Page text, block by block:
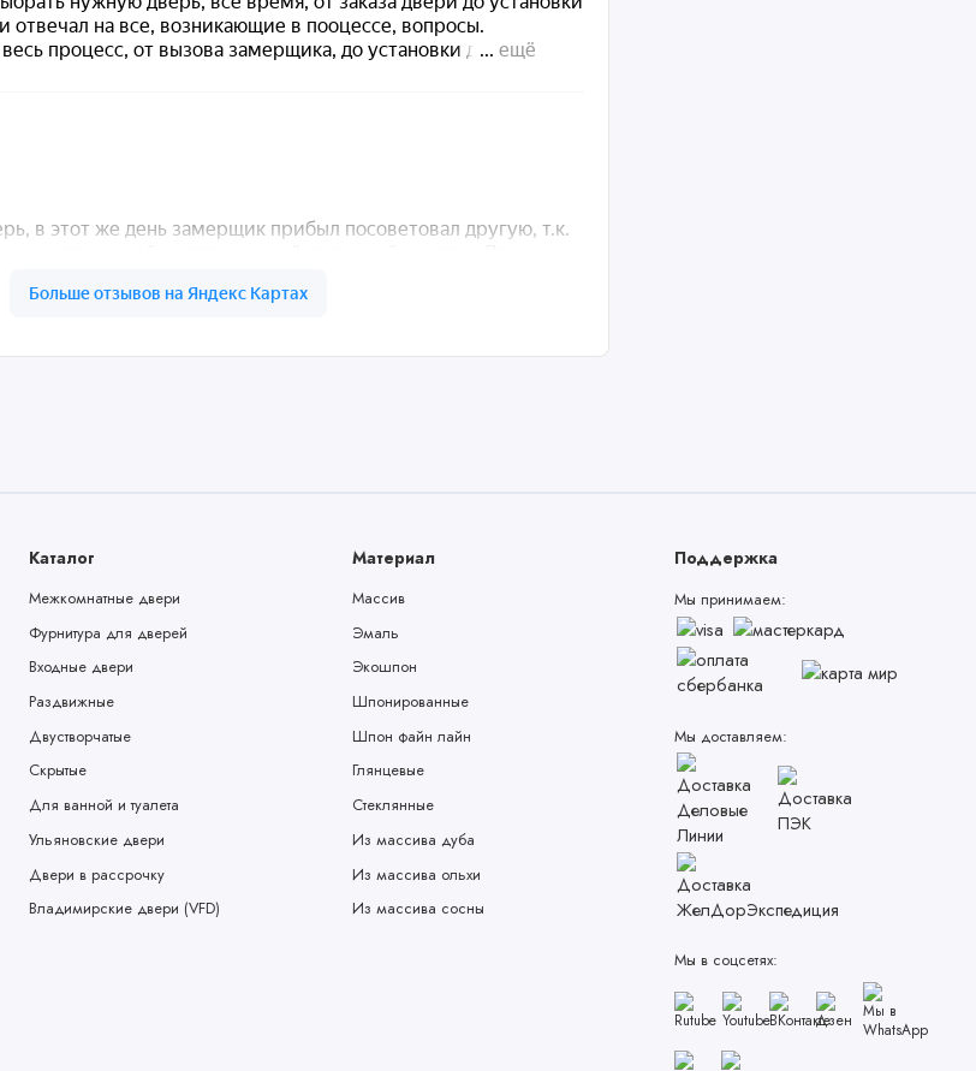
Каталог
Межкомнатные двери
Фурнитура для дверей
Входные двери
Раздвижные
Двустворчатые
Скрытые
Для ванной и туалета
Ульяновские двери
Двери в рассрочку
Владимирские двери (VFD)
Материал
Массив
Эмаль
Экошпон
Шпонированные
Шпон файн лайн
Глянцевые
Стеклянные
Из массива дуба
Из массива ольхи
Из массива сосны
Поддержка
Мы принимаем:
Мы доставляем:
Мы в соцсетях: